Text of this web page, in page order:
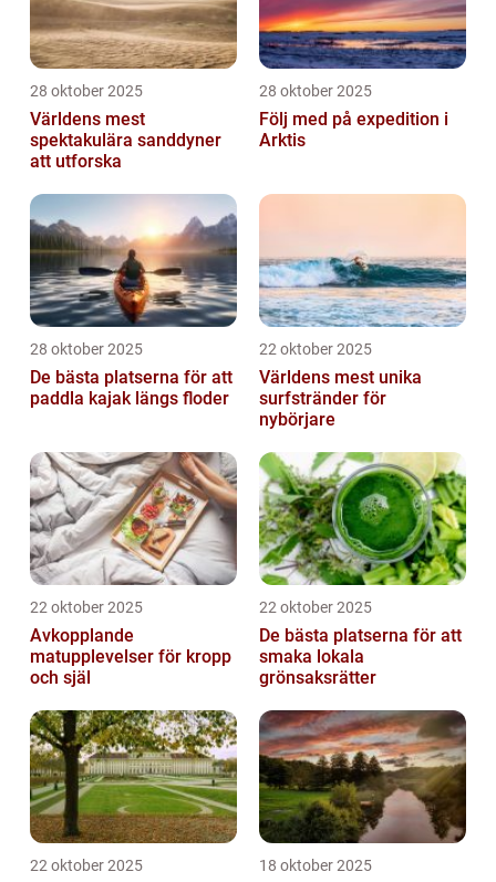
28 oktober 2025
Världens mest
spektakulära sanddyner
att utforska
28 oktober 2025
Följ med på expedition i
Arktis
28 oktober 2025
De bästa platserna för att
paddla kajak längs floder
22 oktober 2025
Världens mest unika
surfstränder för
nybörjare
22 oktober 2025
Avkopplande
matupplevelser för kropp
och själ
22 oktober 2025
De bästa platserna för att
smaka lokala
grönsaksrätter
22 oktober 2025 18 oktober 2025